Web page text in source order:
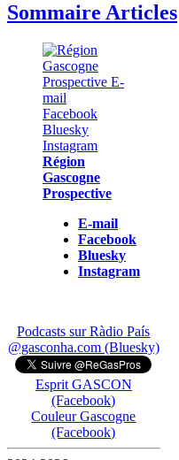
Sommaire Articles
Région
Gascogne
Prospective
E-mail
Facebook
Bluesky
Instagram
Podcasts sur Ràdio País
@gasconha.com (Bluesky)
Esprit GASCON
(Facebook)
Couleur Gascogne
(Facebook)